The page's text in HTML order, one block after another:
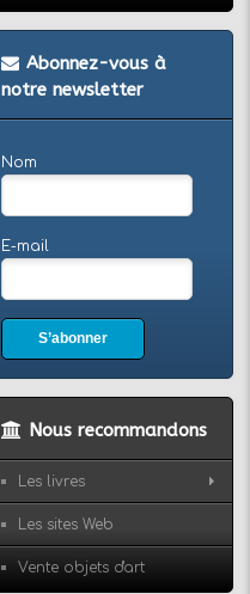
Abonnez-vous à
notre newsletter
Nom
E-mail
S’abonner
Nous recommandons
Les livres
Les sites Web
Vente objets d'art